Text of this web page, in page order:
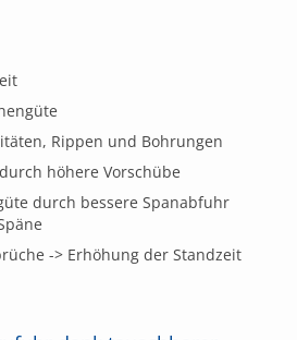
Rippen und Bohrungen
höhere Vorschübe
durch bessere Spanabfuhr
-> Erhöhung der Standzeit